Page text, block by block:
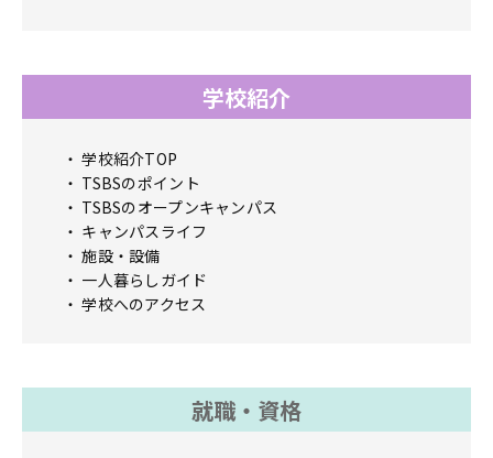
学校紹介
学校紹介TOP
TSBSのポイント
TSBSのオープンキャンパス
キャンパスライフ
施設・設備
一人暮らしガイド
学校へのアクセス
就職・資格